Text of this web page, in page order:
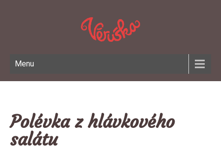
Menu
Polévka z hlávkového
salátu